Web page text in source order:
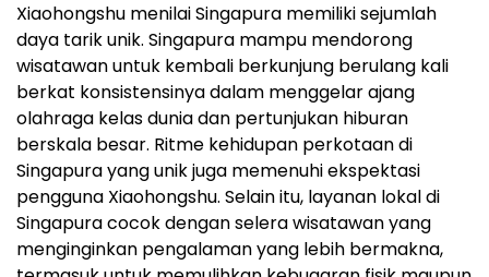
Xiaohongshu menilai Singapura memiliki sejumlah
daya tarik unik. Singapura mampu mendorong
wisatawan untuk kembali berkunjung berulang kali
berkat konsistensinya dalam menggelar ajang
olahraga kelas dunia dan pertunjukan hiburan
berskala besar. Ritme kehidupan perkotaan di
Singapura yang unik juga memenuhi ekspektasi
pengguna Xiaohongshu. Selain itu, layanan lokal di
Singapura cocok dengan selera wisatawan yang
menginginkan pengalaman yang lebih bermakna,